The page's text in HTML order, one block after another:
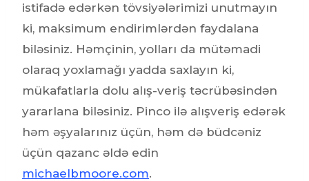
istifadə edərkən tövsiyələrimizi unutmayın
ki, maksimum endirimlərdən faydalana
biləsiniz. Həmçinin, yolları da mütəmadi
olaraq yoxlamağı yadda saxlayın ki,
mükafatlarla dolu alış-veriş təcrübəsindən
yararlana biləsiniz. Pinco ilə alışveriş edərək
həm əşyalarınız üçün, həm də büdcəniz
üçün qazanc əldə edin
michaelbmoore.com.